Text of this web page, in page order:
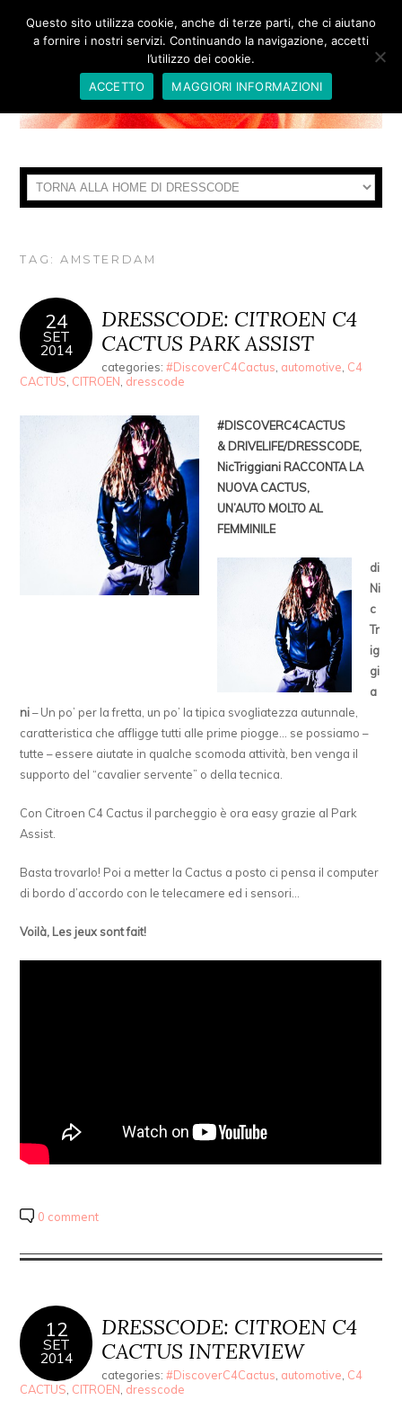
TAG:AMSTERDAM
24
SET
2014
DRESSCODE: CITROEN C4
CACTUS PARK ASSIST
categories:#DiscoverC4Cactus, automotive, C4
CACTUS, CITROEN, dresscode
#DISCOVERC4CACTUS
& DRIVELIFE/DRESSCODE,
NicTriggiani RACCONTA LA
NUOVA CACTUS,
UN’AUTO MOLTO AL
FEMMINILE
di
Ni
c
Tr
ig
gi
a
ni– Un po’ per la fretta, un po’ la tipica svogliatezza autunnale,
caratteristica che affligge tutti alle prime piogge… se possiamo –
tutte – essere aiutate in qualche scomoda attività, ben venga il
supporto del “cavalier servente” o della tecnica.
Con Citroen C4 Cactus il parcheggio è ora easy grazie al Park
Assist.
Basta trovarlo! Poi a metter la Cactus a posto ci pensa il computer
di bordo d’accordo con le telecamere ed i sensori…
Voilà, Les jeux sont fait!
0 comment
12
SET
2014
DRESSCODE: CITROEN C4
CACTUS INTERVIEW
categories:#DiscoverC4Cactus automotive C4
CACTUS CITROEN dresscode
Questo sito utilizza cookie, anche di terze parti, che ci aiutano
a fornire i nostri servizi. Continuando la navigazione, accetti
l’utilizzo dei cookie.
ACCETTO
MAGGIORI INFORMAZIONI